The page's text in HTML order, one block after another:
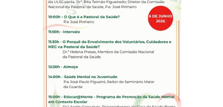
MULTIMÉDIA
SENTIR COM A IGREJA
CONTACTOS